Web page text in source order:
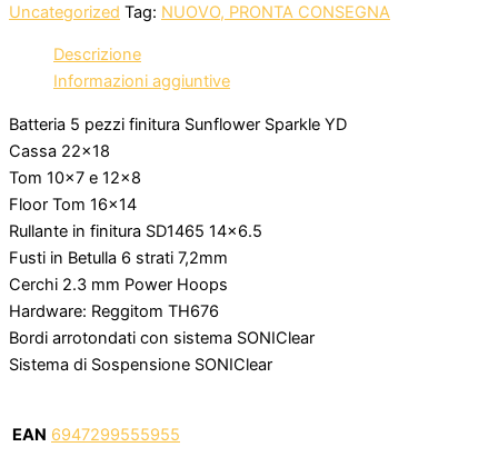
Uncategorized Tag: NUOVO, PRONTA CONSEGNA
Descrizione
Informazioni aggiuntive
Batteria 5 pezzi finitura Sunflower Sparkle YD
Cassa 22×18
Tom 10×7 e 12×8
Floor Tom 16×14
Rullante in finitura SD1465 14×6.5
Fusti in Betulla 6 strati 7,2mm
Cerchi 2.3 mm Power Hoops
Hardware: Reggitom TH676
Bordi arrotondati con sistema SONIClear
Sistema di Sospensione SONIClear
EAN 6947299555955